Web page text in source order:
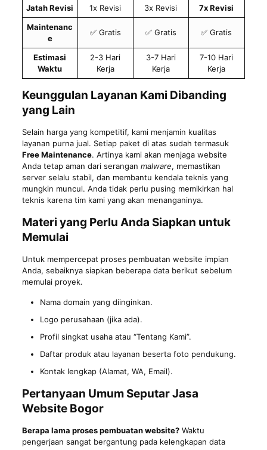
Jatah Revisi
1x Revisi 3x Revisi
7x Revisi
Maintenanc
e
✅ Gratis ✅ Gratis ✅ Gratis
Estimasi
Waktu
2-3 Hari
Kerja
3-7 Hari
Kerja
7-10 Hari
Kerja
Keunggulan Layanan Kami Dibanding
yang Lain
Selain harga yang kompetitif, kami menjamin kualitas
layanan purna jual. Setiap paket di atas sudah termasuk
Free Maintenance. Artinya kami akan menjaga website
Anda tetap aman dari serangan malware, memastikan
server selalu stabil, dan membantu kendala teknis yang
mungkin muncul. Anda tidak perlu pusing memikirkan hal
teknis karena tim kami yang akan menanganinya.
Materi yang Perlu Anda Siapkan untuk
Memulai
Untuk mempercepat proses pembuatan website impian
Anda, sebaiknya siapkan beberapa data berikut sebelum
memulai proyek.
Nama domain yang diinginkan.
Logo perusahaan (jika ada).
Profil singkat usaha atau “Tentang Kami”.
Daftar produk atau layanan beserta foto pendukung.
Kontak lengkap (Alamat, WA, Email).
Pertanyaan Umum Seputar Jasa
Website Bogor
Berapa lama proses pembuatan website?Waktu
pengerjaan sangat bergantung pada kelengkapan data